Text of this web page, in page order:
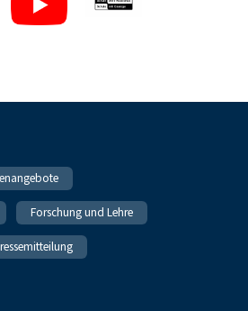
Forschung und Lehre